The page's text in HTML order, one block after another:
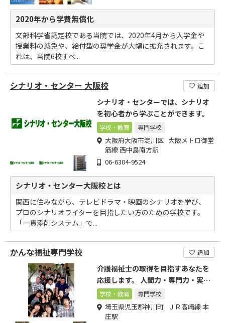
2020年から学費無償化
文部科学省認定校である当院では、2020年4月から入学金や
授業料の減免や、給付型の奨学金が大幅に拡充されます。こ
れは、当院6校すべ...
シナリオ・センター 大阪校 追加
シナリオ・センターでは、シナリオ
を初心者から学ぶことができます。
学校・教育 専門学校
大阪府大阪市淀川区 大阪メトロ御堂
筋線 西中島南方駅
06-6304-9524
シナリオ・センター大阪校とは
関西に住みながら、テレビドラマ・映画のシナリオを学び、
プロのシナリオライターを目指したい方のための学校です。
「一貫添削システム」で...
かんな福祉専門学校 追加
介護福祉士の取得を目指すあなたを
応援します。 人間力・専門力・実践
力学校・教育 専門学校
埼玉県児玉郡神川町 ＪＲ高崎線 本
庄駅